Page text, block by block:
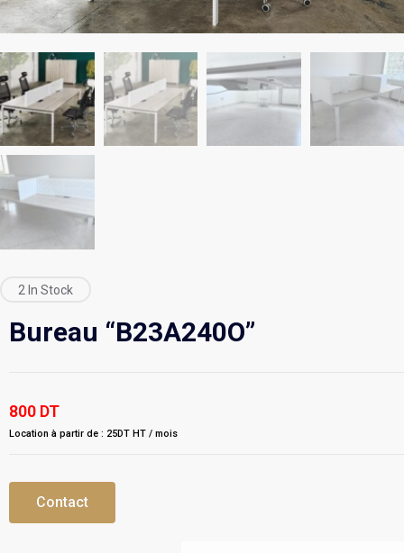
2 In Stock
Bureau “B23A240O”
800 DT
Location à partir de : 25DT HT / mois
Contact